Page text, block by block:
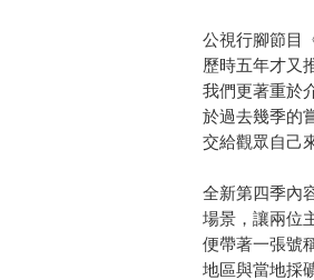
公視行腳節目
歷時五年才又
我們更著重於
於過去幾季的
交給觀眾自己
全新第四季內
場景，讓兩位
便帶著一張號
地區與當地採